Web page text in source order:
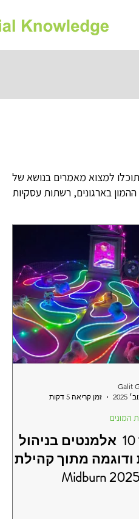
למצוא מאמרים בנושא של
בארגונים, רשתות עסקיות
5 מתוך 10 אלמנטים בניהול
ודוגמה מתוך קהילת
המונים
Galit
זמן קריאה 5 דקות